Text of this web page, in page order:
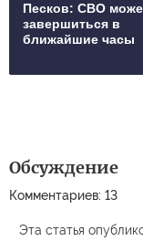
Песков: СВО
завершиться в
ближайшие часы
Обсуждение
Комментариев: 13
Эта статья